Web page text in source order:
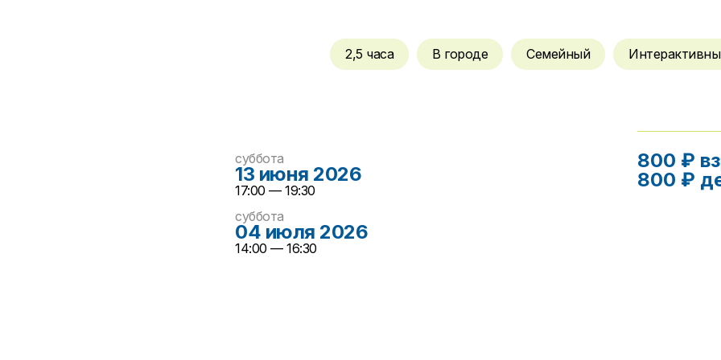
2,5 часа В городе Семейный
800 ₽
800 ₽
суббота
13 июня 2026
17:00 — 19:30
суббота
04 июля 2026
14:00 — 16:30